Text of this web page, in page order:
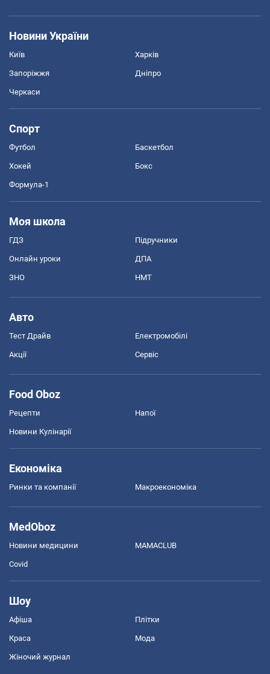
Новини України
Київ Харків
Запоріжжя Дніпро
Черкаси
Спорт
Футбол Баскетбол
Хокей Бокс
Формула-1
Моя школа
ГДЗ Підручники
Онлайн уроки ДПА
ЗНО НМТ
Авто
Тест Драйв Електромобілі
Акції Сервіс
Food Oboz
Рецепти Напої
Новини Кулінарії
Економіка
Ринки та компанії Макроекономіка
MedOboz
Новини медицини MAMACLUB
Covid
Шоу
Афіша Плітки
Краса Мода
Жіночий журнал